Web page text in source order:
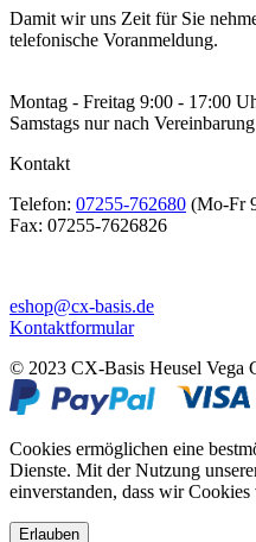
Damit wir uns Zeit für Sie
telefonische Voranmeldung.
Montag - Freitag 9:00 - 17:00
Samstags nur nach Vereinbarung
Kontakt
Telefon: 07255-762680 (Mo-Fr
Fax: 07255-7626826
eshop@cx-basis.de
Kontaktformular
© 2023 CX-Basis Heusel Vega
Cookies ermöglichen eine
Dienste. Mit der Nutzung
einverstanden, dass wir Cookies
Erlauben